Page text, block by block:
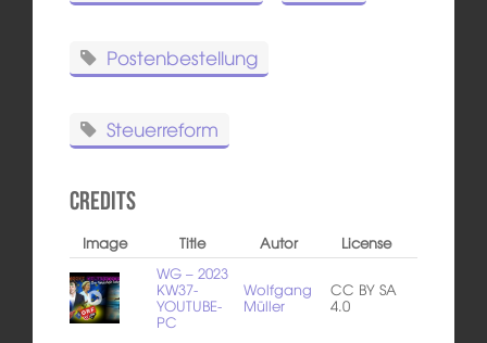
Postenbestellung
Steuerreform
Credits
Image Title Autor
License
WG – 2023
KW37-
YOUTUBE-
PC
Wolfgang
Müller
CC BY SA
4.0